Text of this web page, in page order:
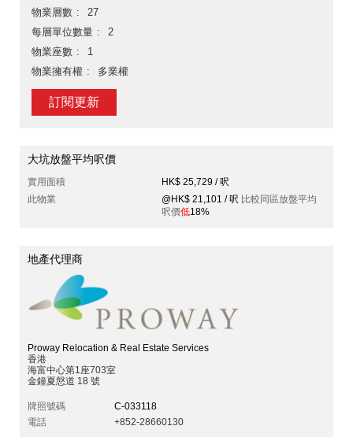
物業層數
27
每層單位數量
2
物業座數
1
物業擁有權
多業權
訂閱更新
大坑放盤平均呎價
實用面積
HK$ 25,729 / 呎
此物業
@HK$ 21,101 / 呎 比較同區放盤平均
呎價低18%
地產代理商
Proway Relocation & Real Estate Services
香港
海富中心第1座703室
金鐘夏慤道 18 號
牌照號碼
C-033118
電話
+852-28660130